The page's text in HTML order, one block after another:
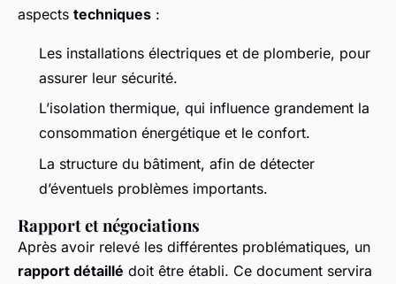
aspects techniques :
Les installations électriques et de plomberie, pour
assurer leur sécurité.
L’isolation thermique, qui influence grandement la
consommation énergétique et le confort.
La structure du bâtiment, afin de détecter
d’éventuels problèmes importants.
Rapport et négociations
Après avoir relevé les différentes problématiques, un
rapport détaillé doit être établi. Ce document servira